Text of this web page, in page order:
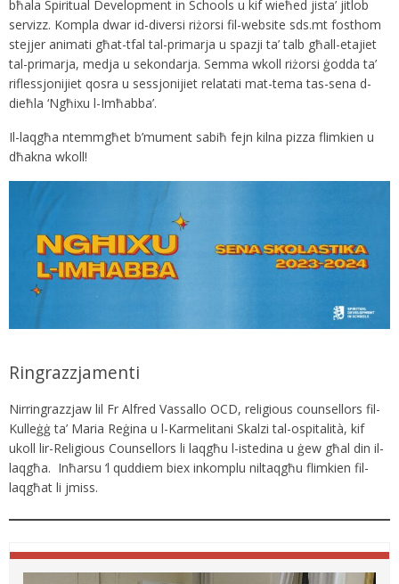
bħala Spiritual Development in Schools u kif wieħed jista’ jitlob
servizz. Kompla dwar id-diversi riżorsi fil-website sds.mt fosthom
stejjer animati għat-tfal tal-primarja u spazji ta’ talb għall-etajiet
tal-primarja, medja u sekondarja. Semma wkoll riżorsi ġodda ta’
riflessjonijiet qosra u sessjonijiet relatati mat-tema tas-sena d-
dieħla ‘Ngħixu l-Imħabba’.
Il-laqgħa ntemmgħet b’mument sabiħ fejn kilna pizza flimkien u
dħakna wkoll!
Ringrazzjamenti
Nirringrazzjaw lil Fr Alfred Vassallo OCD, religious counsellors fil-
Kulleġġ ta’ Maria Reġina u l-Karmelitani Skalzi tal-ospitalità, kif
ukoll lir-Religious Counsellors li laqgħu l-istedina u ġew għal din il-
laqgħa. Inħarsu ‘l quddiem biex inkomplu niltaqgħu flimkien fil-
laqgħat li jmiss.